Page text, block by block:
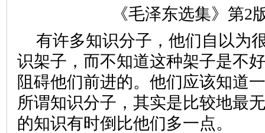
《毛泽东选集》第2
有许多知识分子，他们自以为
识架子，而不知道这种架子是不
阻碍他们前进的。他们应该知道
所谓知识分子，其实是比较地最
的知识有时倒比他们多一点。